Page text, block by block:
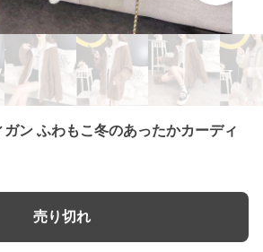
ン ふわもこ冬のあったかカーディ
売り切れ